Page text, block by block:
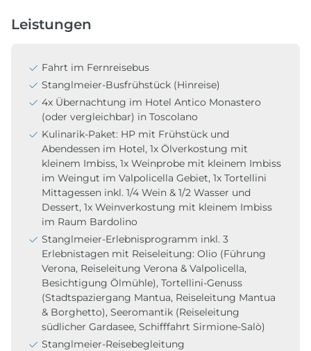
Leistungen
Fahrt im Fernreisebus
Stanglmeier-Busfrühstück (Hinreise)
4x Übernachtung im Hotel Antico Monastero
(oder vergleichbar) in Toscolano
Kulinarik-Paket: HP mit Frühstück und
Abendessen im Hotel, 1x Ölverkostung mit
kleinem Imbiss, 1x Weinprobe mit kleinem Imbiss
im Weingut im Valpolicella Gebiet, 1x Tortellini
Mittagessen inkl. 1/4 Wein & 1/2 Wasser und
Dessert, 1x Weinverkostung mit kleinem Imbiss
im Raum Bardolino
Stanglmeier-Erlebnisprogramm inkl. 3
Erlebnistagen mit Reiseleitung: Olio (Führung
Verona, Reiseleitung Verona & Valpolicella,
Besichtigung Ölmühle), Tortellini-Genuss
(Stadtspaziergang Mantua, Reiseleitung Mantua
& Borghetto), Seeromantik (Reiseleitung
südlicher Gardasee, Schifffahrt Sirmione-Salò)
Stanglmeier-Reisebegleitung